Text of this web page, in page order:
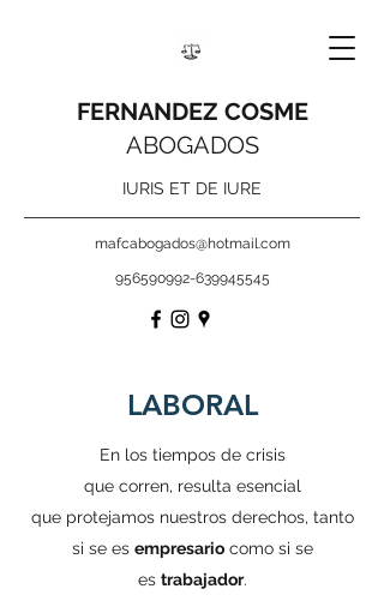
FERNANDEZ COSME
ABOGADOS
IURIS ET DE IURE
mafcabogados@hotmail.com
956590992-639945545
LABORAL
En los tiempos de crisis
que corren, resulta esencial
que protejamos nuestros derechos, tanto
si se es empresariocomo si se
es trabajador.